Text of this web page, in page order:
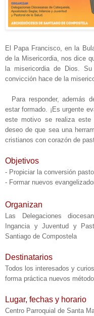
El Papa Francisco, en la
de la Misericordia, nos dice
la misericordia de Dios.
convicción hace de la
Para responder, además
estar formado. ¡Es urgente
este motivo se realiza este
deseo de que sea una
cristianos con corazón de
Objetivos
- Propiciar la conversión
- Formar nuevos
Organizan
Las Delegaciones
Ingancia y Juventud y
Santiago de Compostela
Destinatarios
Todos los interesados y
forma práctica nuevos
Lugar, fechas y horario
Centro Parroquial de Santa